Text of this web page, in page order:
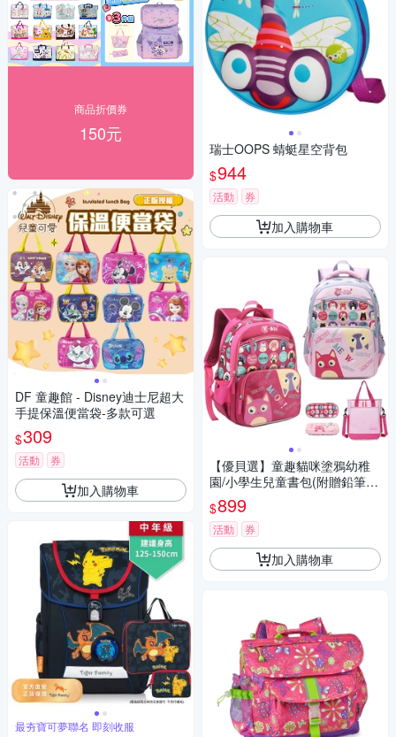
商品折價券
150元
DF 童趣館 - Disney迪士尼超大
手提保溫便當袋-多款可選
$309
活動 券
加入購物車
最夯寶可夢聯名 即刻收服
瑞士OOPS 蜻蜓星空背包
$944
活動 券
加入購物車
【優貝選】童趣貓咪塗鴉幼稚
園/小學生兒童書包(附贈鉛筆
盒/補習袋)
$899
活動 券
加入購物車